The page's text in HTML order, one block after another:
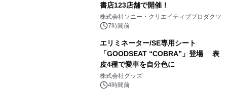
書店123店舗で開催！
株式会社ソニー・クリエイティブプロダクツ
7時間前
エリミネーター/SE専用シート
「GOODSEAT “COBRA”」登場 表
皮4種で愛車を自分色に
株式会社グッズ
4時間前